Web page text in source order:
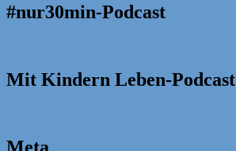
#nur30min-Podcast
Mit Kindern Leben-Podcast
Meta